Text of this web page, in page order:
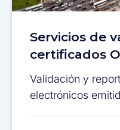
Servicios de
certificados
Validación y
electrónicos